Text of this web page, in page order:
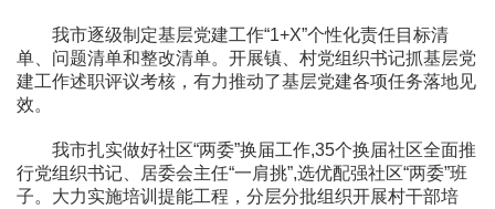
我市逐级制定基层党建工作“1+X”个性化责任目标清
单、问题清单和整改清单。开展镇、村党组织书记抓基层党
建工作述职评议考核，有力推动了基层党建各项任务落地见
效。
我市扎实做好社区“两委”换届工作,35个换届社区全面推
行党组织书记、居委会主任“一肩挑”,选优配强社区“两委”班
子。大力实施培训提能工程，分层分批组织开展村干部培